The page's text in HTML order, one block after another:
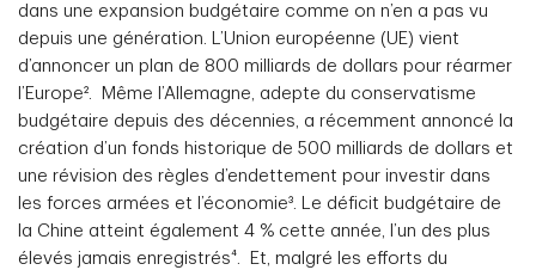
dans une expansion budgétaire comme on n’en a pas vu
depuis une génération. L’Union européenne (UE) vient
d’annoncer un plan de 800 milliards de dollars pour réarmer
l’Europe². Même l’Allemagne, adepte du conservatisme
budgétaire depuis des décennies, a récemment annoncé la
création d’un fonds historique de 500 milliards de dollars et
une révision des règles d’endettement pour investir dans
les forces armées et l’économie³. Le déficit budgétaire de
la Chine atteint également 4 % cette année, l’un des plus
élevés jamais enregistrés⁴. Et, malgré les efforts du